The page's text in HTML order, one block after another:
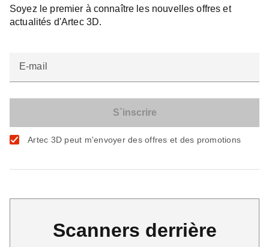
Soyez le premier à connaître les nouvelles offres et
actualités d'Artec 3D.
E-mail
Artec 3D peut m'envoyer des offres et des promotions
Scanners derrière